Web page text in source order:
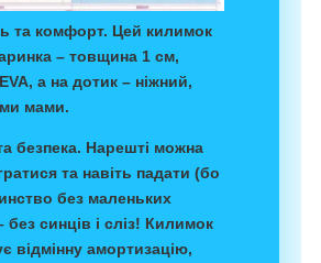
та комфорт. Цей килимок
– товщина 1 см,
EVA, а на дотик – ніжний,
мами.
безпека. Нарешті можна
та навіть падати (бо
без маленьких
без синців і сліз! Килимок
відмінну амортизацію,